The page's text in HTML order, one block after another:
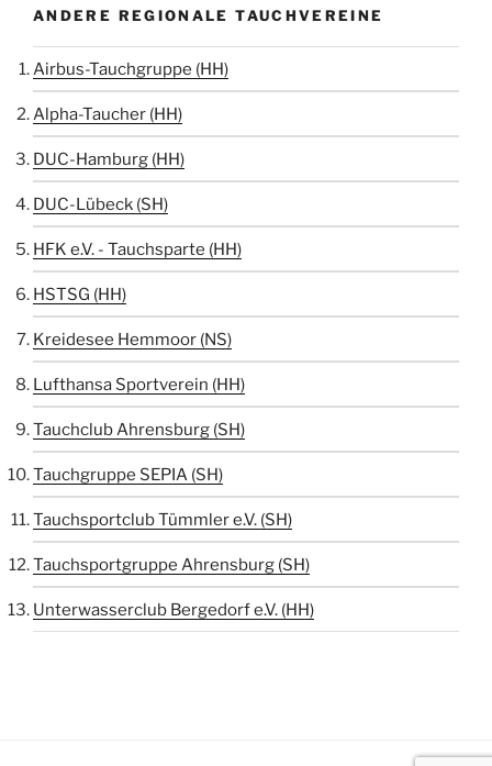
ANDERE REGIONALE TAUCHVEREINE
Airbus-Tauchgruppe (HH)
Alpha-Taucher (HH)
DUC-Hamburg (HH)
DUC-Lübeck (SH)
HFK e.V. - Tauchsparte (HH)
HSTSG (HH)
Kreidesee Hemmoor (NS)
Lufthansa Sportverein (HH)
Tauchclub Ahrensburg (SH)
Tauchgruppe SEPIA (SH)
Tauchsportclub Tümmler e.V. (SH)
Tauchsportgruppe Ahrensburg (SH)
Unterwasserclub Bergedorf e.V. (HH)